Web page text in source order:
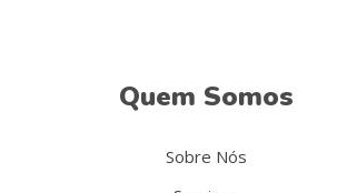
Quem Somos
Sobre Nós